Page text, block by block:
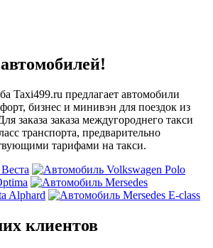
Taxi499.ru предлагает автомобили
бизнес и минивэн для поездок из
заказа заказа междугороднего такси
транспорта, предварительно
тарифами на такси.
клиентов